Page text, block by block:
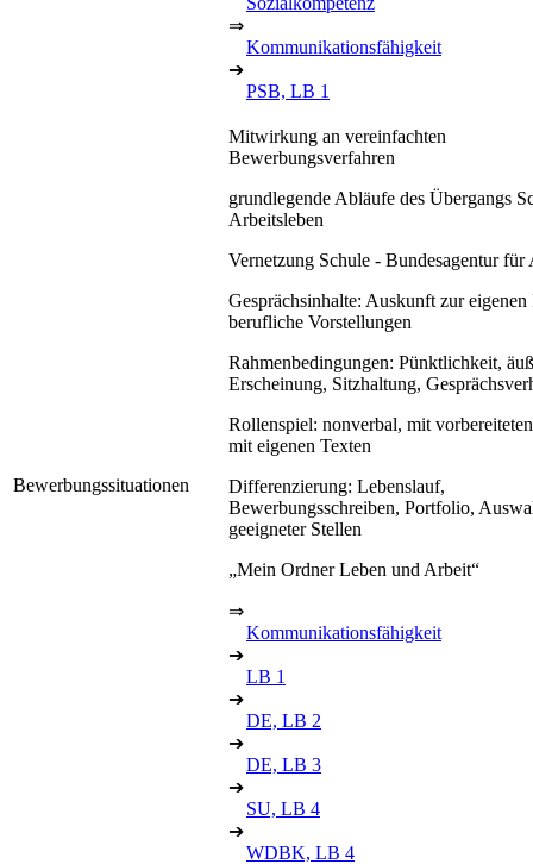
⇒
Kommunikationsfähigkeit
➔
PSB, LB 1
Bewerbungssituationen
Mitwirkung an vereinfachten
Bewerbungsverfahren
grundlegende Abläufe des Übergangs
Arbeitsleben
Vernetzung Schule - Bundesagentur für
Gesprächsinhalte: Auskunft zur eigenen
berufliche Vorstellungen
Rahmenbedingungen: Pünktlichkeit,
Erscheinung, Sitzhaltung,
Rollenspiel: nonverbal, mit
mit eigenen Texten
Differenzierung: Lebenslauf,
Bewerbungsschreiben, Portfolio,
geeigneter Stellen
„Mein Ordner Leben und Arbeit“
⇒
Kommunikationsfähigkeit
➔
LB 1
➔
DE, LB 2
➔
DE, LB 3
➔
SU, LB 4
➔
WDBK, LB 4